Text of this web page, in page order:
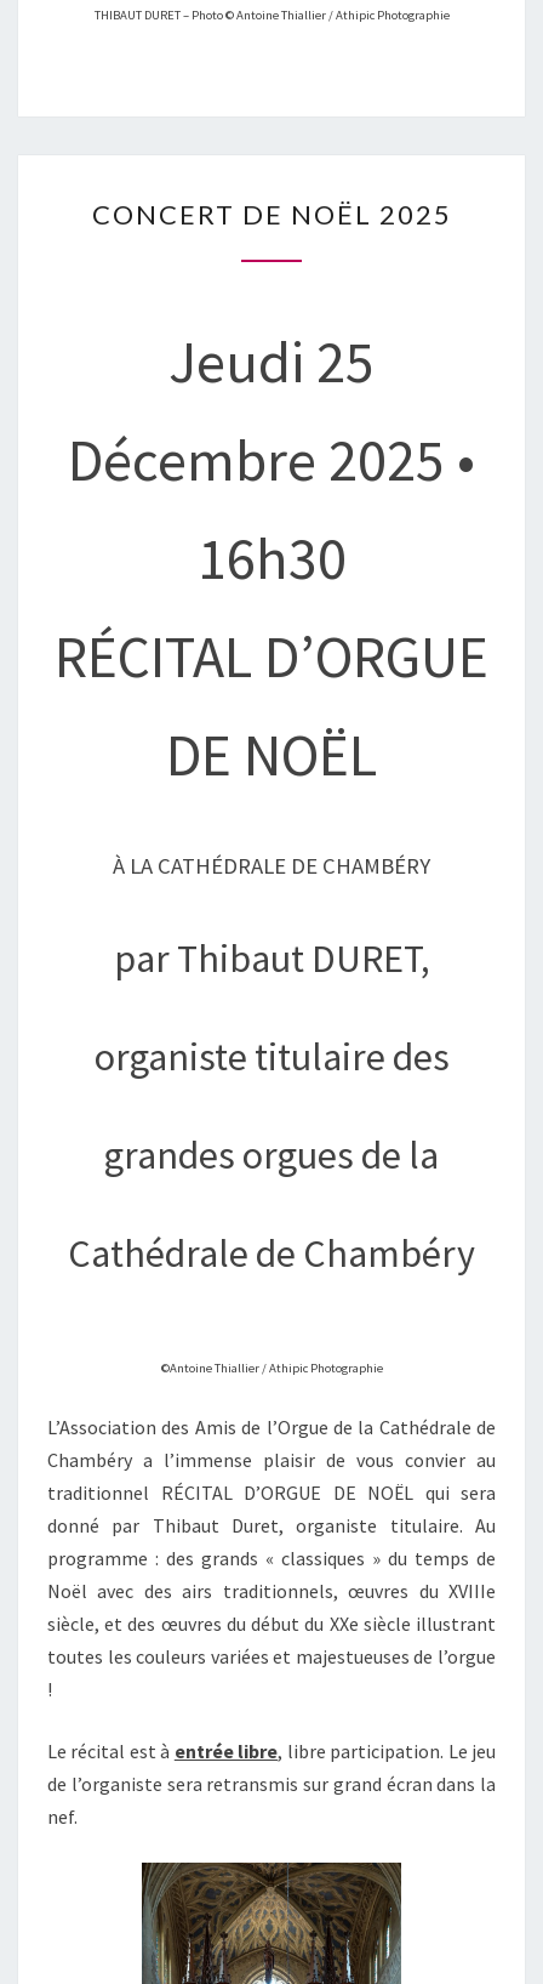
THIBAUT DURET – Photo © Antoine Thiallier / Athipic Photographie
DE
NOËL
CONCERT DE NOËL 2025
Jeudi 25
Décembre 2025 •
16h30
RÉCITAL D’ORGUE
DE NOËL
À LA CATHÉDRALE DE CHAMBÉRY
par Thibaut DURET,
organiste titulaire des
grandes orgues de la
Cathédrale de Chambéry
©Antoine Thiallier / Athipic Photographie
L’Association des Amis de l’Orgue de la Cathédrale de
Chambéry a l’immense plaisir de vous convier au
traditionnel RÉCITAL D’ORGUE DE NOËL qui sera
donné par Thibaut Duret, organiste titulaire. Au
programme : des grands « classiques » du temps de
Noël avec des airs traditionnels, œuvres du XVIIIe
siècle, et des œuvres du début du XXe siècle illustrant
toutes les couleurs variées et majestueuses de l’orgue
!
Le récital est à entrée libre, libre participation. Le jeu
de l’organiste sera retransmis sur grand écran dans la
nef.